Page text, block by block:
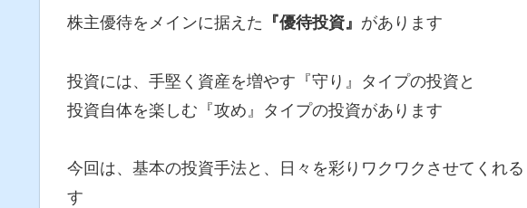
株主優待をメインに据えた 『優待投資』 があります
投資には、手堅く資産を増やす『守り』タイプの投資と
投資自体を楽しむ『攻め』タイプの投資があります
今回は、基本の投資手法と、日々を彩りワクワクさせてくれ
す